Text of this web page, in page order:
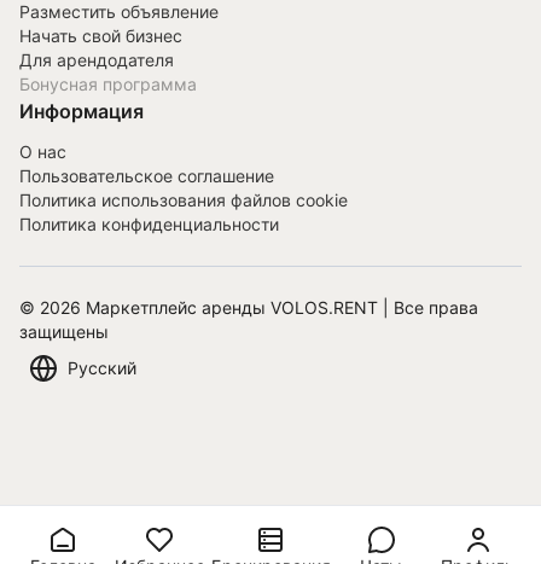
Разместить объявление
Начать свой бизнес
Для арендодателя
Бонусная программа
Информация
О нас
Пользовательское соглашение
Политика использования файлов cookie
Политика конфиденциальности
© 2026 Маркетплейс аренды VOLOS.RENT | Все права
защищены
Русский